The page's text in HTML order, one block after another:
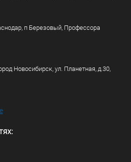
п Березовый, Профессора
Новосибирск, ул. Планетная, д.30,